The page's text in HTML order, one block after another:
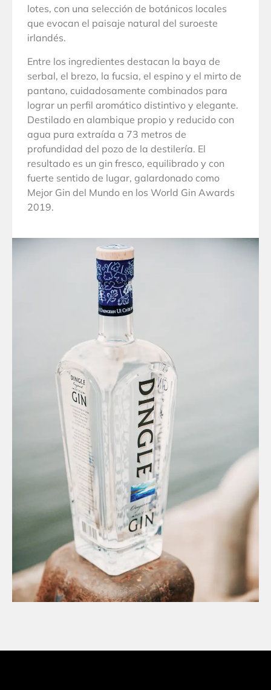
lotes, con una selección de botánicos locales
que evocan el paisaje natural del suroeste
irlandés.
Entre los ingredientes destacan la baya de
serbal, el brezo, la fucsia, el espino y el mirto de
pantano, cuidadosamente combinados para
lograr un perfil aromático distintivo y elegante.
Destilado en alambique propio y reducido con
agua pura extraída a 73 metros de
profundidad del pozo de la destilería. El
resultado es un gin fresco, equilibrado y con
fuerte sentido de lugar, galardonado como
Mejor Gin del Mundo en los World Gin Awards
2019.